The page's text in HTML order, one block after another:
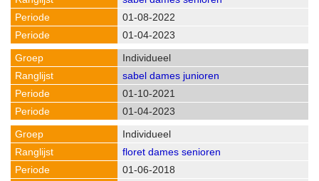
01-08-2022
01-04-2023
Individueel
sabel dames junioren
01-10-2021
01-04-2023
Individueel
floret dames senioren
01-06-2018